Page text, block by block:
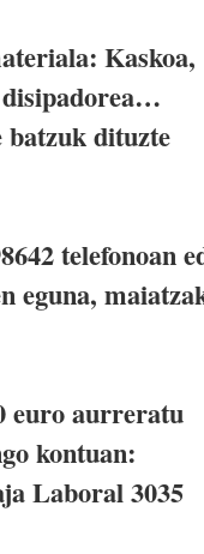
Kaskoa,
dituzte
telefonoan
eguna,
euro aurreratu
kontuan:
Laboral 3035